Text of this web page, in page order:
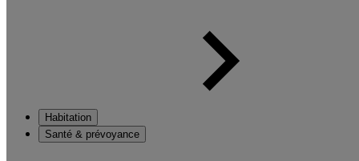
Habitation
Santé & prévoyance